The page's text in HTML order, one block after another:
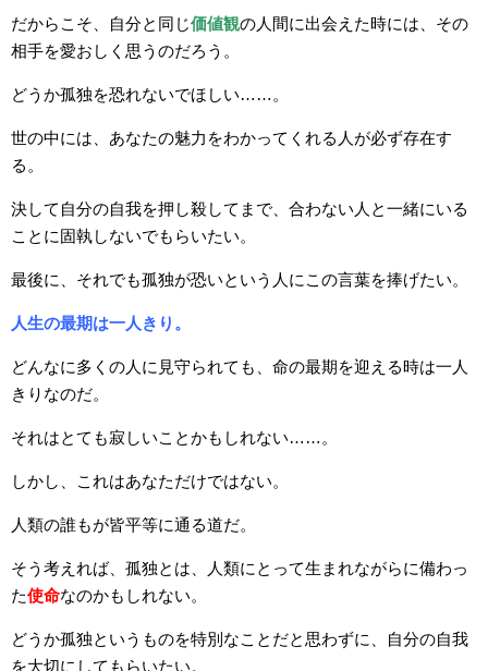
だからこそ、自分と同じ価値観の人間に出会えた時には、その
相手を愛おしく思うのだろう。
どうか孤独を恐れないでほしい……。
世の中には、あなたの魅力をわかってくれる人が必ず存在す
る。
決して自分の自我を押し殺してまで、合わない人と一緒にいる
ことに固執しないでもらいたい。
最後に、それでも孤独が恐いという人にこの言葉を捧げたい。
人生の最期は一人きり。
どんなに多くの人に見守られても、命の最期を迎える時は一人
きりなのだ。
それはとても寂しいことかもしれない……。
しかし、これはあなただけではない。
人類の誰もが皆平等に通る道だ。
そう考えれば、孤独とは、人類にとって生まれながらに備わっ
た使命なのかもしれない。
どうか孤独というものを特別なことだと思わずに、自分の自我
を大切にしてもらいたい。